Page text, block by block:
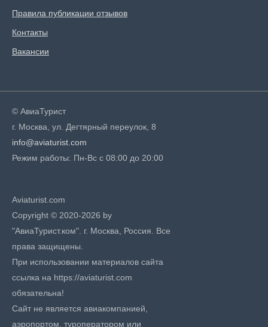
Правила публикации отзывов
Контакты
Вакансии
© АвиаТурист
г. Москва, ул. Дегтярный переулок, 8
info@aviaturist.com
Режим работы: Пн-Вс с 08:00 до 20:00
Aviaturist.com
Copyright © 2020-2026 by
"АвиаТурист.ком". г. Москва, Россия. Все
права защищены.
При использовании материалов сайта
ссылка на https://aviaturist.com
обязательна!
Сайт не является авиакомпанией,
аэропортом, туроператором или